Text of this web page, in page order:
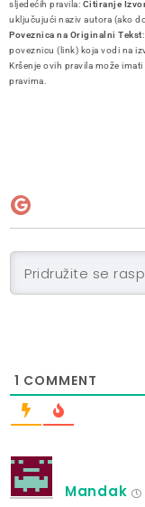
sljedećih pravila: Citiranje
uključujući naziv autora (ako
Poveznica na Originalni Tekst
poveznicu (link) koja vodi na
Kršenje ovih pravila može
pravima.
1 COMMENT
Mandak